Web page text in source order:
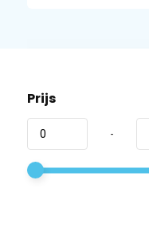
Prijs
-